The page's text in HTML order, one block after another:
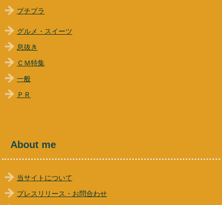
プチプラ
グルメ・スイーツ
息抜き
ＣＭ特集
一般
ＰＲ
About me
当サイトについて
プレスリリース・お問合わせ